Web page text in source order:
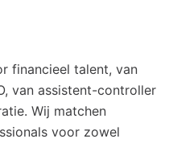
financieel talent, van
van assistent-controller
Wij matchen
voor zowel